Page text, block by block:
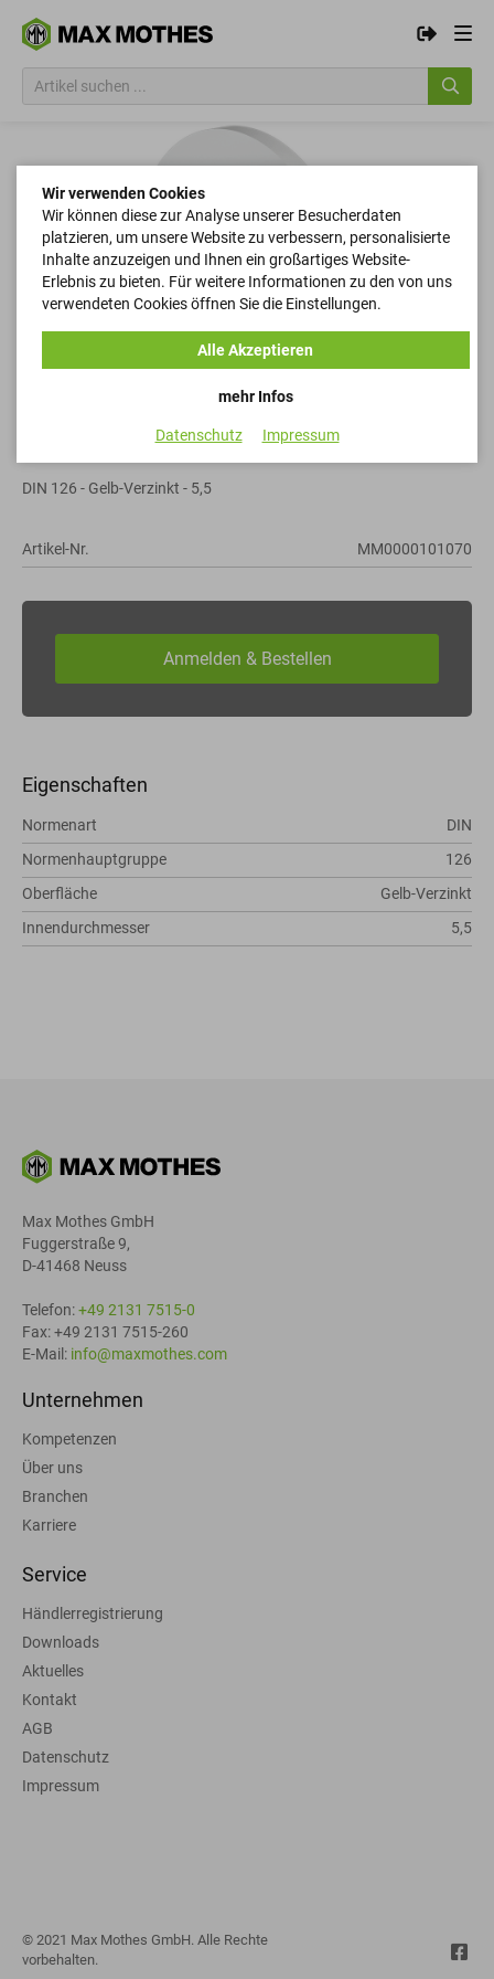
DIN 126 - Gelb-Verzinkt - 5,5
Artikel-Nr. MM0000101070
Eigenschaften
Normenart
DIN
Normenhauptgruppe
126
Oberfläche
Gelb-Verzinkt
Innendurchmesser
5,5
Max Mothes GmbH
Fuggerstraße 9,
D-41468 Neuss
Telefon:+49 2131 7515-0
Fax: +49 2131 7515-260
E-Mail: info@maxmothes.com
Unternehmen
Kompetenzen
Über uns
Branchen
Karriere
Service
Händlerregistrierung
Downloads
Aktuelles
Kontakt
AGB
Datenschutz
Impressum
© 2021 Max Mothes GmbH. Alle Rechte
vorbehalten.
Wir verwenden Cookies
Wir können diese zur Analyse unserer Besucherdaten
platzieren, um unsere Website zu verbessern, personalisierte
Inhalte anzuzeigen und Ihnen ein großartiges Website-
Erlebnis zu bieten. Für weitere Informationen zu den von uns
verwendeten Cookies öffnen Sie die Einstellungen.
mehr Infos
Alle Akzeptieren
Datenschutz Impressum